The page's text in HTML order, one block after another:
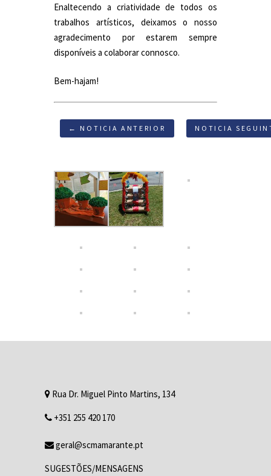
Enaltecendo a criatividade de todos os
trabalhos artísticos, deixamos o nosso
agradecimento por estarem sempre
disponíveis a colaborar connosco.
Bem-hajam!
← NOTICIA ANTERIOR NOTICIA
Rua Dr. Miguel Pinto Martins, 134
+351 255 420 170
geral@scmamarante.pt
SUGESTÕES/MENSAGENS